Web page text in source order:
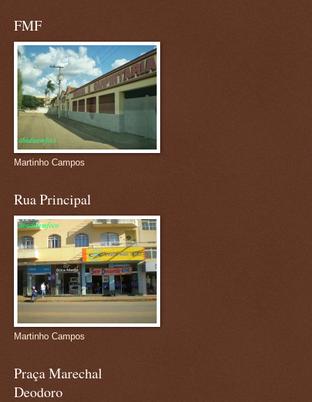
FMF
Martinho Campos
Rua Principal
Martinho Campos
Praça Marechal
Deodoro